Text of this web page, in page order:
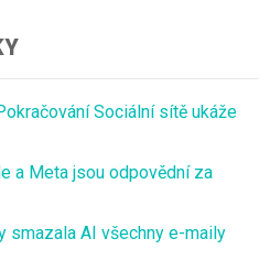
Sociální sítě ukáže
a Meta jsou odpovědní za
AI všechny e-maily